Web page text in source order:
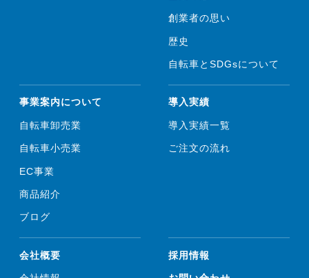
創業者の思い
歴史
自転車とSDGsについて
事業案内について
自転車卸売業
自転車小売業
EC事業
商品紹介
ブログ
導入実績
導入実績一覧
ご注文の流れ
会社概要 採用情報